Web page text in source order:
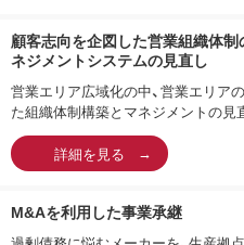
顧客志向を企図した営業組織体
ネジメントシステムの見直し
営業エリア広域化の中、営業エリア
た組織体制構築とマネジメントの見
詳細を見る
M&Aを利用した事業承継